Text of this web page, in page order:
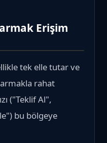
Erişim
tek elle tutar ve
rahat
("Teklif Al",
bu bölgeye